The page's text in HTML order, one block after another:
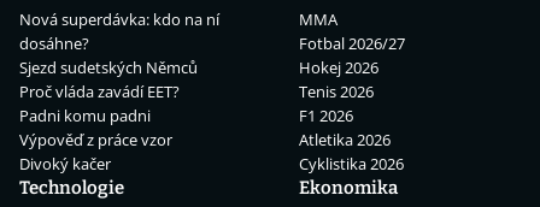
Nová superdávka: kdo na ní
dosáhne?
Sjezd sudetských Němců
Proč vláda zavádí EET?
Padni komu padni
Výpověď z práce vzor
Divoký kačer
MMA
Fotbal 2026/27
Hokej 2026
Tenis 2026
F1 2026
Atletika 2026
Cyklistika 2026
Technologie
Ekonomika